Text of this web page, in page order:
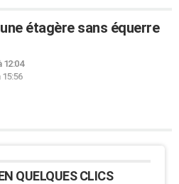
étagère sans équerre
12:04
QUELQUES CLICS